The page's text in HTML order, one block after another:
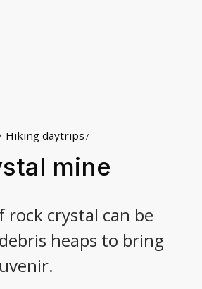
Hiking daytrips
mine
rock crystal can be
heaps to bring